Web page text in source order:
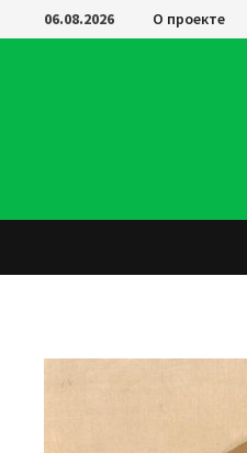
Перейти
к
06.08.2026 О проекте